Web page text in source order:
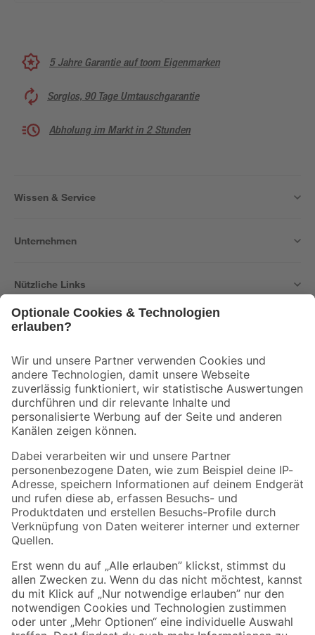
5 Jahre Garantie auf toom Eigenmarken
Sorglos, 90 Tage Umtauschgarantie
Abholung im Markt in 2 Stunden
Wissen & Service
Unternehmen
Nützliche Links
Der toom Newsletter: Keine Angebote und Aktionen mehr verpassen!
Zur Newsletter Anmeldung
Folge uns
Zahlungsarten Versandarten
Sicher einkaufen
Jetzt die toom-App herunterladen